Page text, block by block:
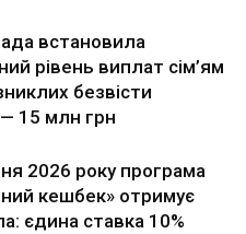
встановила
рівень виплат сім’ям
безвісти
— 15 млн грн
2026 року програма
кешбек» отримує
єдина ставка 10%